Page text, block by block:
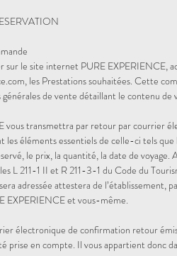
sur le site internet PURE EXPERIENCE,
les Prestations souhaitées. Cette
de vente détaillant le contenu de
vous transmettra par retour par courrier
les éléments essentiels de celle-ci tels
le prix, la quantité, la date de voyage.
L 211-1 II et R 211-3-1 du Code du
adressée attestera de l’établissement,
EXPERIENCE et vous-même.
électronique de confirmation retour
prise en compte. Il vous appartient donc